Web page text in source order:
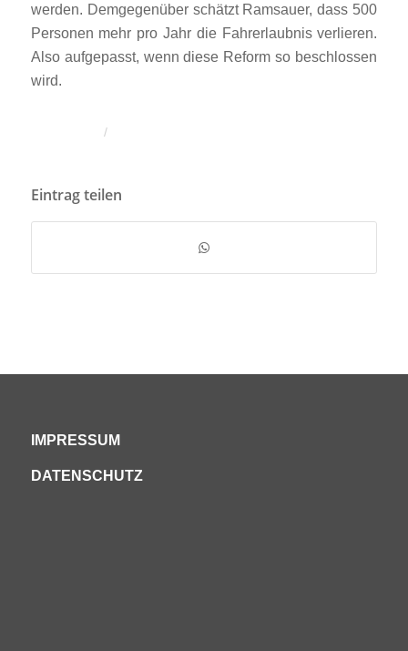
werden. Demgegenüber schätzt Ramsauer, dass 500
Personen mehr pro Jahr die Fahrerlaubnis verlieren.
Also aufgepasst, wenn diese Reform so beschlossen
wird.
/
Eintrag teilen
IMPRESSUM
DATENSCHUTZ